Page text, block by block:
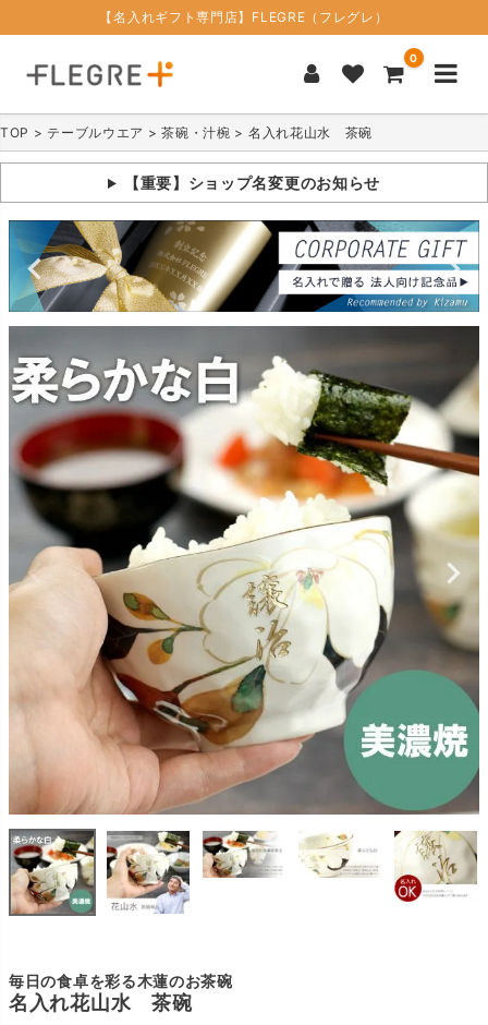
【名入れギフト専門店】FLEGRE（フレグレ）
0
TOP テーブルウエア 茶碗・汁椀 名入れ花山水 茶碗
【重要】ショップ名変更のお知らせ
毎日の食卓を彩る木蓮のお茶碗
名入れ花山水 茶碗